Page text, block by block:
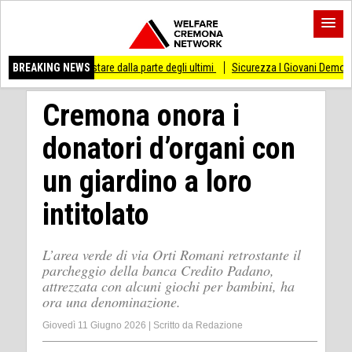
BREAKING NEWS
di stare dalla parte degli ultimi Sicurezza I Giovani Democratici ribattono
Cremona onora i
donatori d’organi con
un giardino a loro
intitolato
L’area verde di via Orti Romani retrostante il
parcheggio della banca Credito Padano,
attrezzata con alcuni giochi per bambini, ha
ora una denominazione.
Giovedì 11 Giugno 2026 Scritto da Redazione